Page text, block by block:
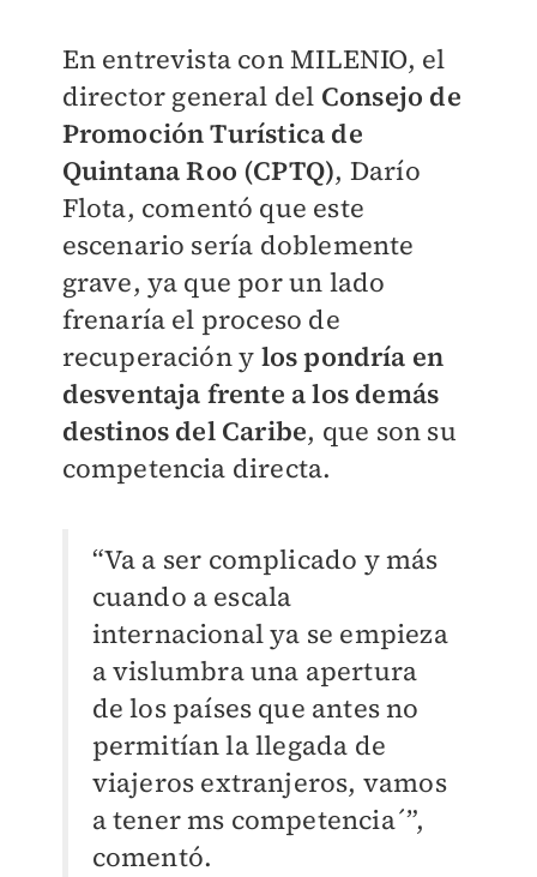
En entrevista conMILENIO, el
director general del Consejo de
Promoción Turística de
Quintana Roo (CPTQ), Darío
Flota, comentó que este
escenario sería doblemente
grave, ya que por un lado
frenaría el proceso de
recuperación y los pondría en
desventaja frente a los demás
destinos del Caribe, que son su
competencia directa.
“Va a ser complicado y más
cuando a escala
internacional ya se empieza
a vislumbra una apertura
de los países que antes no
permitían la llegada de
viajeros extranjeros, vamos
a tener ms competencia´”,
comentó.